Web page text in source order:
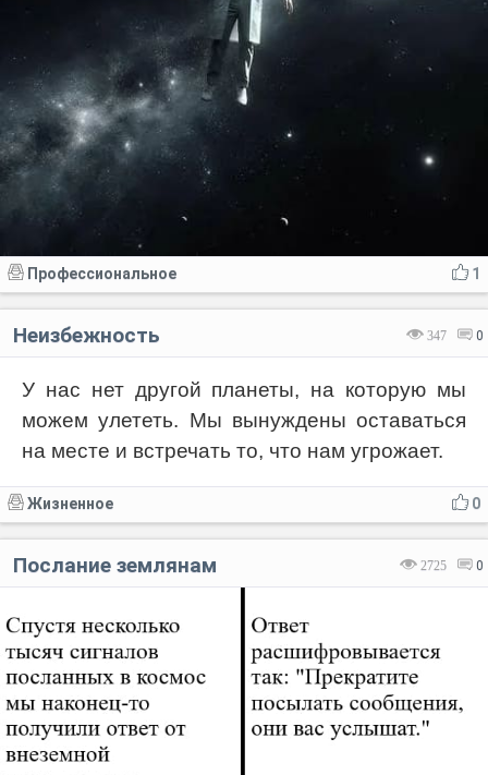
1
Профессиональное
347 0
Неизбежность
У нас нет другой планеты, на которую мы
можем улететь. Мы вынуждены оставаться
на месте и встречать то, что нам угрожает.
0
Жизненное
2725 0
Послание землянам